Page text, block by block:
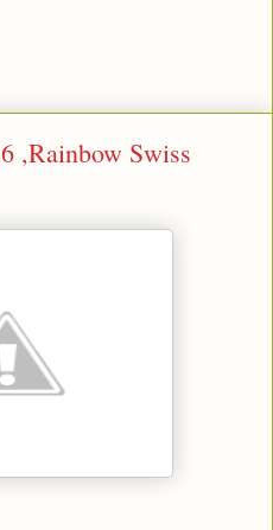
,Rainbow Swiss